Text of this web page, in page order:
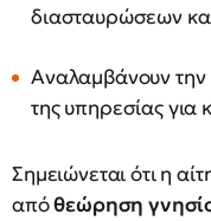
διασταυρώσεων
Αναλαμβάνουν
της υπηρεσίας για
Σημειώνεται ότι η
απόθεώρηση